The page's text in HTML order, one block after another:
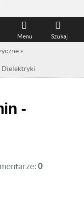
Szukaj
Menu
»
Dielektryki
-
0